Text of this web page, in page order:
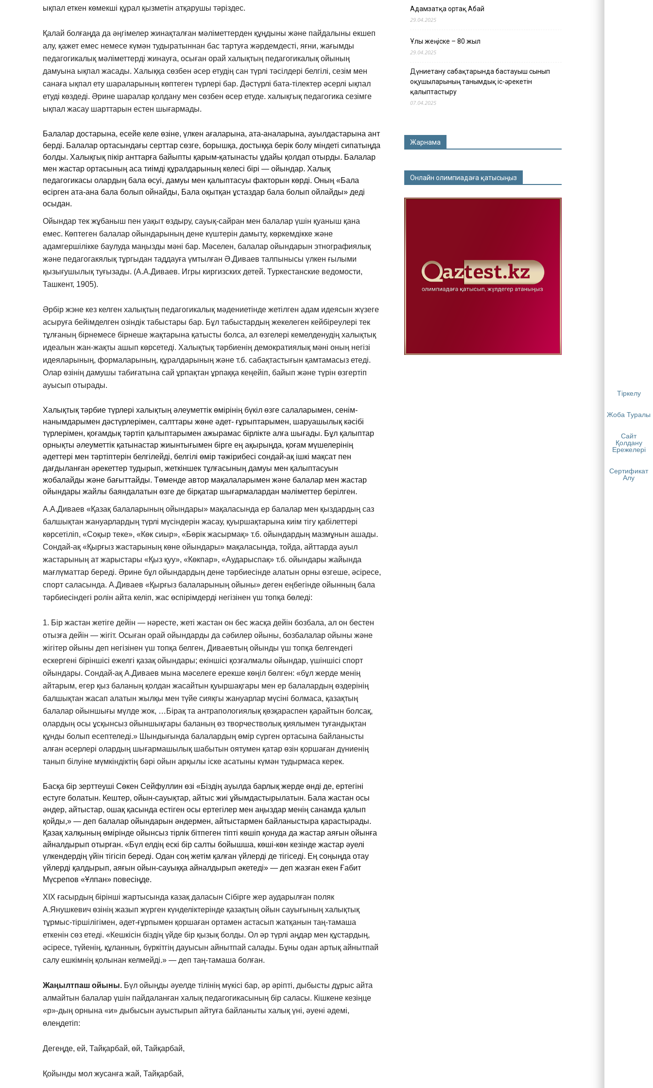
Тіркелу
Жоба Туралы
Сайт
Қолдану
Ережелері
Сертификат
Алу
ықпал еткен көмекші құрал қызметін атқарушы тәріздес.
Қалай болғаңда да әңгімелер жинақталған мәліметтерден құңдыны және пайдалыны екшеп
алу, қажет емес немесе күмән тудыратыннан бас тартуға жәрдемдесті, яғни, жағымды
педагогикалық мәліметтерді жинауға, осыған орай халықтың педагогикалық ойының
дамуына ықпал жасады. Халыққа сөзбен әсер етудің сан түрлі тәсілдері белгілі, сезім мен
санаға ықпал ету шараларының көптеген түрлері бар. Дәстүрлі бата-тілектер әсерлі ықпал
етуді көздеді. Әрине шаралар қолдану мен сөзбен өсер етуде. халықгық педагогика сезімге
ықпал жасау шарттарын естен шығармады.
Балалар достарына, есейе келе өзіне, үлкен ағаларына, ата-аналарына, ауылдастарына ант
берді. Балалар ортасындағы серттар сөзге, борышқа, достыққа берік болу міндеті сипатыңда
болды. Халықгық пікір анттарға байыпты қарым-қатынасты ұдайы қолдап отырды. Балалар
мен жастар ортасының аса тиімді құралдарының келесі бірі — ойындар. Халық
педагогикасы олардың бала өсуі, дамуы мен қалыптасуы факторын көрді. Оның «Бала
өсірген ата-ана бала болып ойнайды, Бала оқытқан ұстаздар бала болып ойлайды» деді
осыдан.
Ойындар тек жұбаныш пен уақыт өздыру, сауық-сайран мен балалар үшін қуаныш қана
емес. Көптеген балалар ойындарының дене күштерін дамыту, көркемдікке және
адамгершілікке баулуда маңызды мәні бар. Мәселен, балалар ойындарын этнографиялық
және педагогакялық тұргыдан таддауға үмтылған Ә.Диваев талпынысы үлкен ғылыми
қызығушылық туғызады. (А.А.Диваев. Игры киргизских детей. Туркестанские ведомости,
Ташкент, 1905).
Әрбір жэне кез келген халықтың педагогикалық мәдениетінде жетілген адам идеясын жүзеге
асыруға бейімделген озіндік табыстары бар. Бұл табыстардың жекелеген кейбіреулері тек
тұлғаның бірнемесе бірнеше жақтарына қатысты болса, ал өзгелері кемелденудің халықтық
идеалын жан-жақты ашып көрсетеді. Халықтық тәрбиенің демократиялық мәні оның негізі
идеяларының, формаларының, құралдарының және т.б. сабақтастығын қамтамасыз етеді.
Олар өзінің дамушы табиғатына сай ұрпақтан ұрпаққа кеңейіп, байып және түрін өзгертіп
ауысып отырады.
Халықтық тәрбие түрлері халықтың әлеуметтік өмірінің бүкіл өзге салаларымен, сенім-
нанымдарымен дәстүрлерімен, салттары жөне әдет- ғұрыптарымен, шаруашылық кәсібі
түрлерімен, қоғамдық тәртіп қалыптарымен ажырамас бірлікте алға шығады. Бұл қалыптар
орнықты әлеуметтік қатынастар жиынтығымен бірге ең ақырыңда, қоғам мүшелерінің
әдеттері мен тәртіптерін белгілейді, белгілі өмір тәжірибесі сондай-ақ ішкі мақсат пен
дағдыланған әрекеттер тудырып, жеткіншек тұлғасының дамуы мен қалыптасуын
жобалайды және бағыттайды. Төменде автор мақалаларымен және балалар мен жастар
ойындары жайлы баяндалатын өзге де бірқатар шығармалардан мәліметтер берілген.
А.А.Диваев «Қазақ балаларының ойындары» мақаласында ер балалар мен қыздардың саз
балшықтан жануарлардың түрлі мүсіндерін жасау, қуыршақтарына киім тігу қабілеттері
көрсетіліп, «Соқыр теке», «Көк сиыр», «Бөрік жасырмақ» т.б. ойындардың мазмұнын ашады.
Сондай-ақ «Қырғыз жастарының көне ойындары» мақаласыңда, тойда, айттарда ауыл
жастарының ат жарыстары «Қыз қуу», «Көкпар», «Аударыспақ» т.б. ойындары жайында
мағлүматтар береді. Әрине бұл ойындардың дене тәрбиесінде алатын орны өзгеше, әсіресе,
спорт саласында. А.Диваев «Қырғыз балаларының ойыны» деген еңбегінде ойынның бала
тәрбиесіндегі ролін айта келіп, жас өспірімдерді негізінен үш топқа бөледі:
1. Бір жастан жетіге дейін — нәресте, жеті жастан он бес жасқа дейін бозбала, ал он бестен
отызға дейін — жігіт. Осыған орай ойындарды да сәбилер ойыны, бозбалалар ойыны және
жігітер ойыны деп негізінен үш топқа белген, Диваевтың ойынды үш топқа белгендегі
ескергені біріншісі ежелгі қазақ ойындары; екіншісі қозғалмалы ойындар, үшіншісі спорт
ойындары. Сондай-ақ А.Диваев мына мәселеге ерекше көңіл бөлген: «бұл жерде менің
айтарым, егер қыз баланың қолдан жасайтын қуыршақгары мен ер балалардың өздерінің
балшықтан жасап алатын жылқы мен түйе сияқгы жануарлар мүсіні болмаса, қазақтың
балалар ойыншығы мүлде жок, …Бірақ та антрапологиялық қөзқараспен қарайтын болсақ,
олардың осы ұсқынсыз ойыншықгары баланың өз творчестволық қиялымен туғандықтан
құнды болып есептеледі.» Шындығында балалардың өмір сүрген ортасына байланысты
алған әсерлері олардың шығармашылық шабытын оятумен қатар өзін қоршаған дүниенің
танып білуіне мүмкіндіктің бәрі ойын арқылы іске асатыны күмән тудырмаса керек.
Басқа бір зерттеуші Сөкен Сейфуллин өзі «Біздің ауылда барлық жерде өнді де, ертегіні
естуге болатын. Кештер, ойын-сауықтар, айтыс жиі ұйымдастырылатын. Бала жастан осы
әндер, айтыстар, ошақ қасында естіген осы ертегілер мен аңыздар менің санамда қалып
қойды,» — деп балалар ойындарын әндермен, айтыстармен байланыстыра қарастырады.
Қазақ халқының өмірінде ойынсыз тірлік бітпеген тіпті көшіп қонуда да жастар аяғын ойынға
айналдырып отырған. «Бүл елдің ескі бір салты бойышша, көші-көн кезінде жастар әуелі
үлкендердің үйін тігісіп береді. Одан соң жетім қалған үйлерді де тігіседі. Ең соңыңда отау
үйлерді қалдырып, аяғын ойын-сауыққа айналдырып әкетеді» — деп жазған екен Ғабит
Мүсрепов «Ұлпан» повесіңде.
XIX ғасырдың бірінші жартысында казақ даласын Сібірге жер аударылған поляк
А.Янушкевич өзінің жазып жүрген күнделіктерінде қазақтың ойын сауығының халықтық
тұрмыс-тіршілігімен, әдет-ғұрпымен қоршаған ортамен астасып жатқанын таң-тамаша
еткенін сөз етеді. «Кешкісін біздің үйде бір қызық болды. Ол әр түрлі аңдар мен құстардың,
әсіресе, түйенің, құланның, бүркітгің дауысын айнытпай салады. Бұны одан артық айнытпай
салу ешкімнің қолынан келмейді.» — деп таң-тамаша болған.
Жаңылтпаш ойыны. Бүл ойыңды әуелде тілінің мүкісі бар, әр әріпті, дыбысты дұрыс айта
алмайтын балалар үшін пайдаланған халық педагогикасының бір саласы. Кішкене кезіңце
«р»-дың орнына «и» дыбысын ауыстырып айтуға байланыты халық үні, әуені әдемі,
өлеңдетіп:
Дегеңде, ей, Тайқарбай, өй, Тайқарбай,
Қойынды мол жусанға жай, Тайқарбай,
Адамзатқа ортақ Абай
29.04.2025
Ұлы жеңіске – 80 жыл
29.04.2025
Дүниетану сабақтарында бастауыш сынып
оқушыларының танымдық іс-әрекетін
қалыптастыру
07.04.2025
Жарнама
Онлайн олимпиадаға қатысыңыз